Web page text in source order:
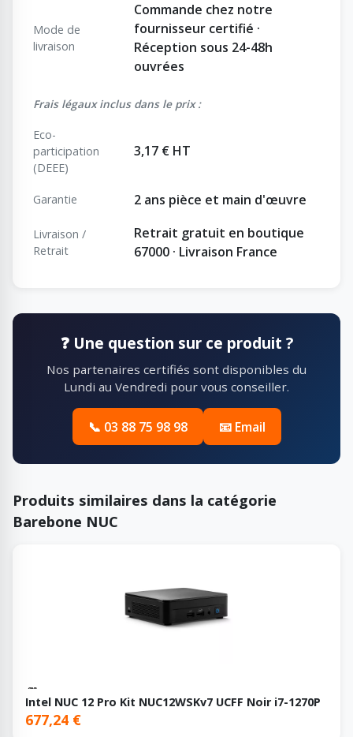
Mode de
livraison
Commande chez notre
fournisseur certifié ·
Réception sous 24-48h
ouvrées
Frais légaux inclus dans le prix :
Eco-
participation
(DEEE)
3,17 € HT
Garantie 2 ans pièce et main d'œuvre
Livraison /
Retrait
Retrait gratuit en boutique
67000 · Livraison France
❓ Une question sur ce produit ?
Nos partenaires certifiés sont disponibles du
Lundi au Vendredi pour vous conseiller.
📞 03 88 75 98 98 📧 Email
Produits similaires dans la catégorie
Barebone NUC
Intel NUC 12 Pro Kit NUC12WSKv7 UCFF Noir i7-1270P
677,24 €